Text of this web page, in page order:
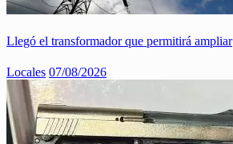
Llegó el transformador que permitirá ampliar
Locales 07/08/2026